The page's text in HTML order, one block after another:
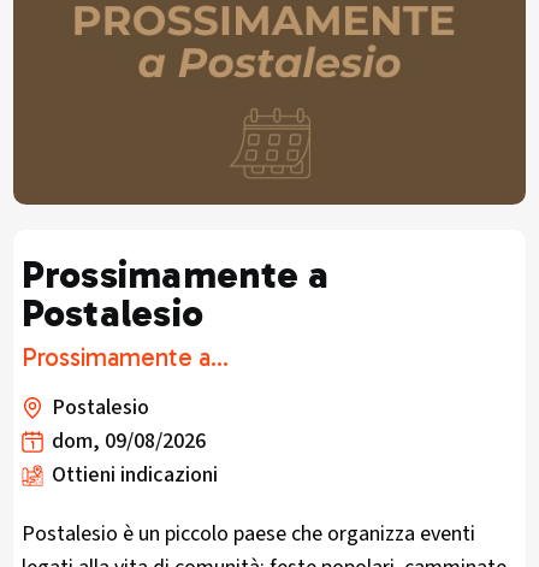
Prossimamente a
Postalesio
Prossimamente a...
Postalesio
dom, 09/08/2026
Ottieni indicazioni
Postalesio è un piccolo paese che organizza eventi